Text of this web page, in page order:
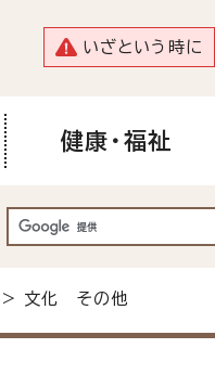
いざという時に
健康・福祉
> 文化 その他